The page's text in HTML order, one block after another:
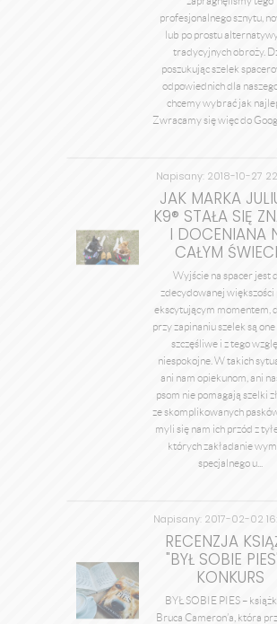
profesjonalnego sznytu,
lub po prostu
tradycyjnych obroży.
poszukując szelek
odpowiednich dla naszego
chcemy wybrać jak
Zwracamy się więc do
Napisany: 2018-10-27
przez admin
JAK MARKA
K9® STAŁA SIĘ
I DOCENIANA
CAŁYM
Wyjście na spacer jest
zdecydowanej większości
ekscytującym momentem,
przy zapinaniu szelek są
szczęśliwe i z tego
niespokojne. W takich
ani nam opiekunom, ani
psom nie pomagają szelki
ze skomplikowanych
myli się nam ich przód z
których zakładanie
specjalnego u...
Napisany: 2017-02-02
przez admin
RECENZJA
"BYŁ SOBIE
KONKURS
BYŁ SOBIE PIES –
Bruca Cameron’a, która